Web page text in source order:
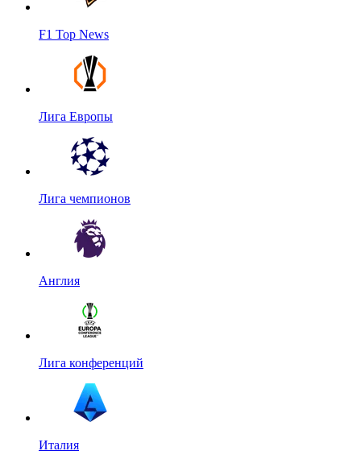
F1 Top News
Лига Европы
Лига чемпионов
Англия
Лига конференций
Италия